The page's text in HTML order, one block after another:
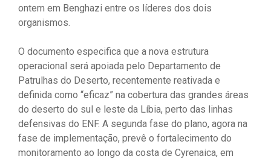
ontem em Benghazi entre os líderes dos dois
organismos.
O documento especifica que a nova estrutura
operacional será apoiada pelo Departamento de
Patrulhas do Deserto, recentemente reativada e
definida como “eficaz” na cobertura das grandes áreas
do deserto do sul e leste da Líbia, perto das linhas
defensivas do ENF. A segunda fase do plano, agora na
fase de implementação, prevê o fortalecimento do
monitoramento ao longo da costa de Cyrenaica, em